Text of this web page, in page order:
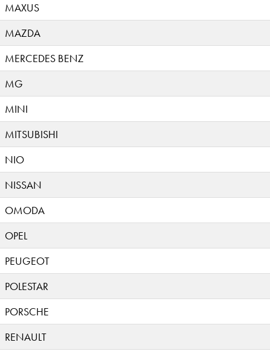
MAXUS
MAZDA
MERCEDES BENZ
MG
MINI
MITSUBISHI
NIO
NISSAN
OMODA
OPEL
PEUGEOT
POLESTAR
PORSCHE
RENAULT